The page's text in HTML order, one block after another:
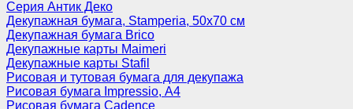
Серия Антик Деко
Декупажная бумага, Stamperia, 50х70 см
Декупажная бумага Brico
Декупажные карты Maimeri
Декупажные карты Stafil
Рисовая и тутовая бумага для декупажа
Рисовая бумага Impressio, А4
Рисовая бумага Cadence